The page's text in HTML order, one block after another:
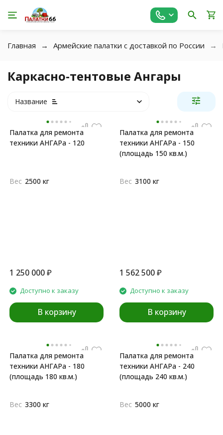
Главная Армейские палатки с доставкой по России
Каркасно-тентовые Ангары
Название
Палатка для ремонта
техники АНГАРа - 120
Вес 2500 кг
1 250 000₽
Доступно к заказу
В корзину
Палатка для ремонта
техники АНГАРа - 150
(площадь 150 кв.м.)
Вес 3100 кг
1 562 500₽
Доступно к заказу
В корзину
Палатка для ремонта
техники АНГАРа - 180
(площадь 180 кв.м.)
Вес 3300 кг
Палатка для ремонта
техники АНГАРа - 240
(площадь 240 кв.м.)
Вес 5000 кг